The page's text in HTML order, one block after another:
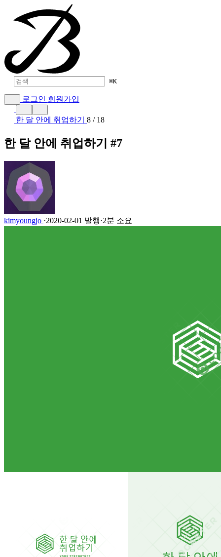
⌘K
로그인 회원가입
한 달 안에 취업하기 8 / 18
한 달 안에 취업하기 #7
kimyoungjo ·2020-02-01 발행·2분 소요